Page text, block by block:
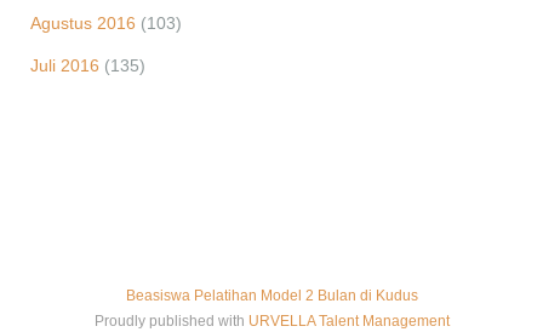
Agustus 2016 (103)
Juli 2016 (135)
Beasiswa Pelatihan Model 2 Bulan di Kudus
Proudly published with URVELLA Talent Management